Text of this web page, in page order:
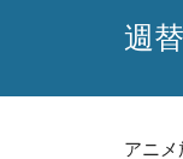
週
アニ